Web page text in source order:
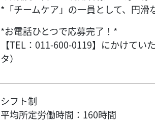
*「チームケア」の一員として、円
*お電話ひとつで応募完了！*
【TEL：011-600-0119】にかけて
タ）
シフト制
平均所定労働時間：160時間